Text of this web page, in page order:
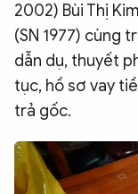
2002) Bùi Thị
(SN 1977) cùng
dẫn dụ, thuyết
tục, hồ sơ vay
trả gốc.